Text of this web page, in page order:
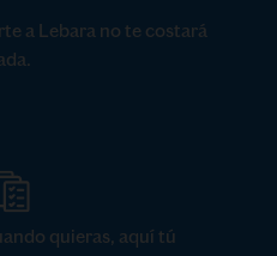
a Lebara no te costará
quieras, aquí tú